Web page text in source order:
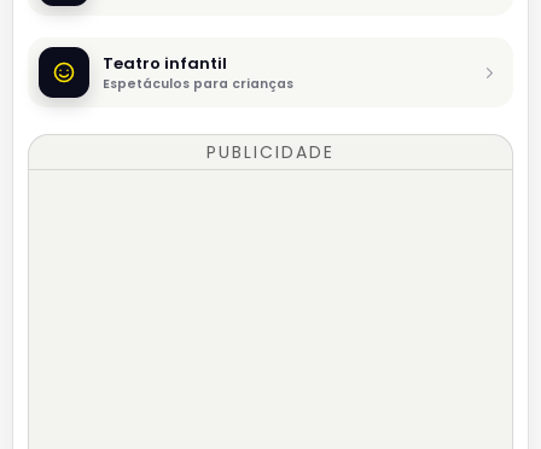
Teatro infantil
Espetáculos para crianças
PUBLICIDADE